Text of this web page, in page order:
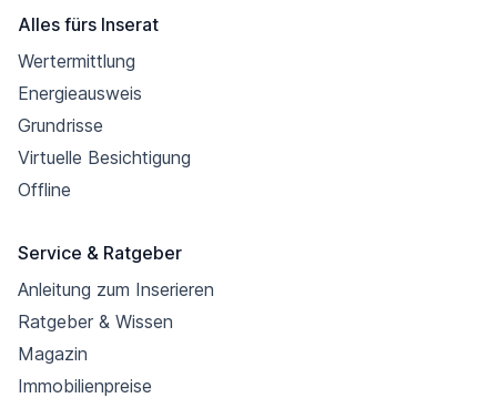
Alles fürs Inserat
Wertermittlung
Energieausweis
Grundrisse
Virtuelle Besichtigung
Offline
Service & Ratgeber
Anleitung zum Inserieren
Ratgeber & Wissen
Magazin
Immobilienpreise